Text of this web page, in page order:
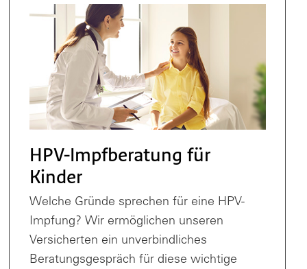
HPV-Impfberatung für
Kinder
Welche Gründe sprechen für eine HPV-
Impfung? Wir ermöglichen unseren
Versicherten ein unverbindliches
Beratungsgespräch für diese wichtige